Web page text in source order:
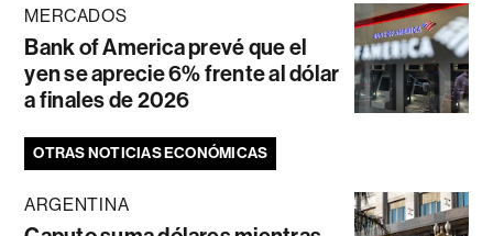
MERCADOS
Bank of America prevé que el
yen se aprecie 6% frente al dólar
a finales de 2026
OTRAS NOTICIAS ECONÓMICAS
ARGENTINA